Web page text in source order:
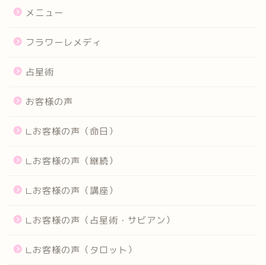
メニュー
フラワーレメディ
占星術
お客様の声
∟お客様の声（命日）
∟お客様の声（継続）
∟お客様の声（講座）
∟お客様の声（占星術・サビアン）
∟お客様の声（タロット）